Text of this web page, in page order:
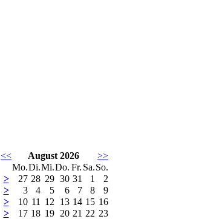
<<
August 2026
>>
Mo.Di.Mi.Do. Fr. Sa.So.
>
27 28 29 30 31 1
2
>
3 4 5 6 7 8
9
>
10 11 12 13 14 15 16
>
17 18 19 20 21 22 23